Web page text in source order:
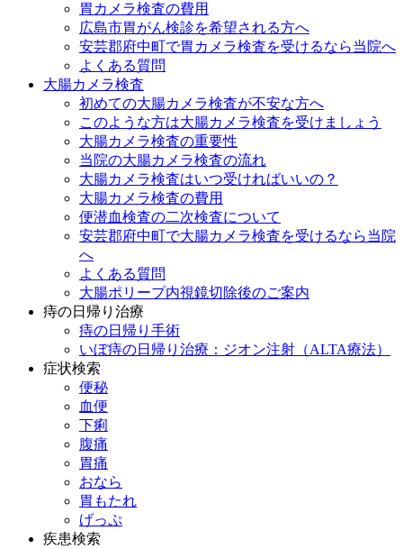
胃カメラ検査の費用
広島市胃がん検診を希望される方へ
安芸郡府中町で胃カメラ検査を受けるなら当院へ
よくある質問
大腸カメラ検査
初めての大腸カメラ検査が不安な方へ
このような方は大腸カメラ検査を受けましょう
大腸カメラ検査の重要性
当院の大腸カメラ検査の流れ
大腸カメラ検査はいつ受ければいいの？
大腸カメラ検査の費用
便潜血検査の二次検査について
安芸郡府中町で大腸カメラ検査を受けるなら当院
へ
よくある質問
大腸ポリープ内視鏡切除後のご案内
痔の日帰り治療
痔の日帰り手術
いぼ痔の日帰り治療：ジオン注射（ALTA療法）
症状検索
便秘
血便
下痢
腹痛
胃痛
おなら
胃もたれ
げっぷ
疾患検索